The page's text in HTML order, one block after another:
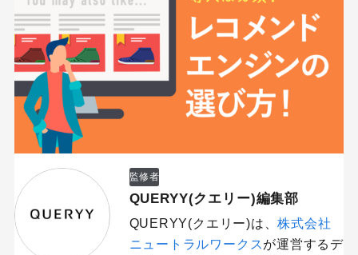
監修者
QUERYY(クエリー)編集部
QUERYY(クエリー)は、株式会社
ニュートラルワークスが運営するデ